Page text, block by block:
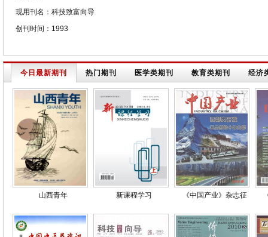
现用刊名：科技致富向导
创刊时间：1993
今日最新期刊 热门期刊 医学类期刊 教育类期刊 经济
山西青年 新课程学习 《中国产业》杂志征